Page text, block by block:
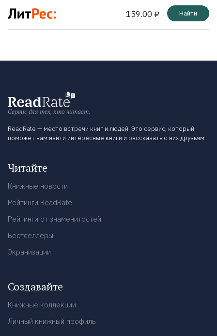
159.00 ₽ Найти
Сервис для тех, кто читает.
ReadRate — место встречи книг и людей. Это сервис, который
поможет вам найти интересные книги и рассказать о них друзьям.
Читайте
Книжные новости
Рейтинги ReadRate
Рейтинги от знаменитостей
Бестселлеры
Экранизации
Создавайте
Книжные коллекции
Личный книжный профиль